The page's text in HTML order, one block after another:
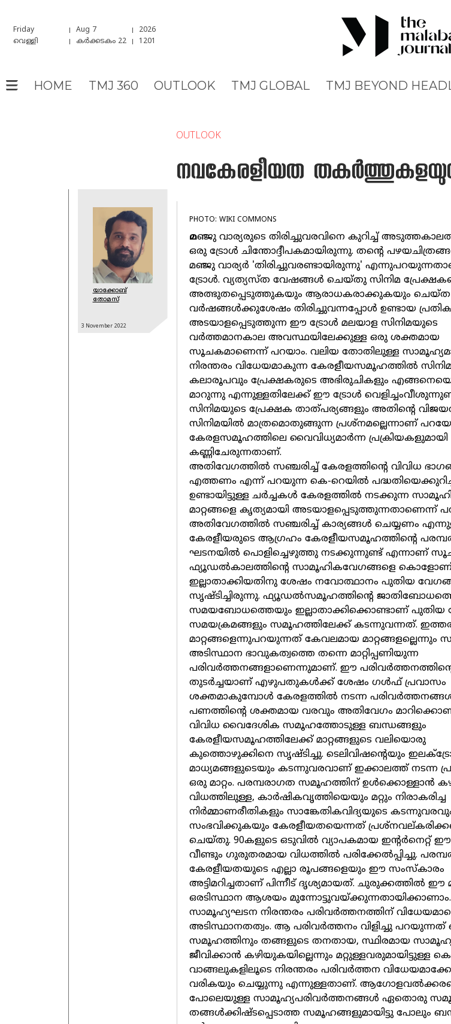
Friday Aug 7
2026
വെള്ളി
കർക്കടകം 22 1201
HOME TMJ 360 OUTLOOK TMJ GLOBAL TMJ BEYOND
OUTLOOK
നവകേരളീയത
യാക്കോബ്
തോമസ്‌
3 November2022
PHOTO: WIKI COMMONS
മഞ്ജു വാര്യരുടെ തിരിച്ചുവരവിനെ കുറിച്ച്
ഒരു ട്രോൾ ചിന്തോദ്ദീപകമായിരുന്നു. തന്റെ
മഞ്ജു വാര്യർ 'തിരിച്ചുവരണ്ടായിരുന്നു'
ട്രോൾ. വ്യത്യസ്ത വേഷങ്ങൾ ചെയ്തു സിനിമ
അത്ഭുതപ്പെടുത്തുകയും ആരാധകരാക്കുകയും ചെയ്ത
വർഷങ്ങൾക്കുശേഷം തിരിച്ചുവന്നപ്പോൾ ഉണ്ടായ
അടയാളപ്പെടുത്തുന്ന ഈ ട്രോൾ മലയാള സിനിമയുടെ
വർത്തമാനകാല അവസ്ഥയിലേക്കുള്ള ഒരു ശക്തമായ
സൂചകമാണെന്ന് പറയാം. വലിയ തോതിലുള്ള
നിരന്തരം വിധേയമാകുന്ന കേരളീയസമൂഹത്തിൽ
കലാരൂപവും പ്രേക്ഷകരുടെ അഭിരുചികളും
മാറുന്നു എന്നുള്ളതിലേക്ക് ഈ ട്രോൾ
സിനിമയുടെ പ്രേക്ഷക താത്പര്യങ്ങളും അതിന്റെ
സിനിമയിൽ മാത്രമൊതുങ്ങുന്ന പ്രശ്‌നമല്ലെന്നാണ്
കേരളസമൂഹത്തിലെ വൈവിധ്യമാർന്ന പ്രക്രിയകളുമായി
കണ്ണിചേരുന്നതാണ്.
അതിവേഗത്തിൽ സഞ്ചരിച്ച് കേരളത്തിന്റെ വിവിധ
എത്തണം എന്ന് പറയുന്ന കെ-റെയിൽ
ഉണ്ടായിട്ടുള്ള ചർച്ചകൾ കേരളത്തിൽ നടക്കുന്ന
മാറ്റങ്ങളെ കൃത്യമായി അടയാളപ്പെടുത്തുന്നതാണെന്ന്
അതിവേഗത്തിൽ സഞ്ചരിച്ച് കാര്യങ്ങൾ ചെയ്യണം
കേരളീയരുടെ ആഗ്രഹം കേരളീയസമൂഹത്തിന്റെ
ഘടനയിൽ പൊളിച്ചെഴുത്തു നടക്കുന്നുണ്ട് എന്നാണ്
ഫ്യൂഡൽകാലത്തിന്റെ സാമൂഹികവേഗങ്ങളെ
ഇല്ലാതാക്കിയതിനു ശേഷം നവോത്ഥാനം പുതിയ
സൃഷ്ടിച്ചിരുന്നു. ഫ്യൂഡൽസമൂഹത്തിന്റെ
സമയബോധത്തെയും ഇല്ലാതാക്കിക്കൊണ്ടാണ് പുതിയ
സമയക്രമങ്ങളും സമൂഹത്തിലേക്ക് കടന്നുവന്നത്.
മാറ്റങ്ങളെന്നുപറയുന്നത് കേവലമായ മാറ്റങ്ങളല്ലെന്നും
അടിസ്ഥാന ഭാവുകത്വത്തെ തന്നെ മാറ്റിപ്പണിയുന്ന
പരിവർത്തനങ്ങളാണെന്നുമാണ്. ഈ
തുടർച്ചയാണ് എഴുപതുകൾക്ക് ശേഷം ഗൾഫ് പ്രവാസം
ശക്തമാകുമ്പോൾ കേരളത്തിൽ നടന്ന
പണത്തിന്റെ ശക്തമായ വരവും അതിവേഗം
വിവിധ വൈദേശിക സമൂഹത്തോടുള്ള ബന്ധങ്ങളും
കേരളീയസമൂഹത്തിലേക്ക് മാറ്റങ്ങളുടെ വലിയൊരു
കുത്തൊഴുക്കിനെ സൃഷ്ടിച്ചു. ടെലിവിഷന്റെയും
മാധ്യമങ്ങളുടെയും കടന്നുവരവാണ് ഇക്കാലത്ത് നടന്ന
ഒരു മാറ്റം. പരമ്പരാഗത സമൂഹത്തിന് ഉൾക്കൊള്ളാൻ
വിധത്തിലുള്ള, കാർഷികവൃത്തിയെയും മറ്റും നിരാകരിച്ച
നിർമ്മാണരീതികളും സാങ്കേതികവിദ്യയുടെ
സംഭവിക്കുകയും കേരളീയതയെന്നത്
ചെയ്തു. 90കളുടെ ഒടുവിൽ വ്യാപകമായ ഇന്റർനെറ്റ്
വീണ്ടും ഗുരുതരമായ വിധത്തിൽ പരിക്കേൽപ്പിച്ചു.
കേരളീയതയുടെ എല്ലാ രൂപങ്ങളെയും ഈ സംസ്‌കാരം
അട്ടിമറിച്ചതാണ് പിന്നീട് ദൃശ്യമായത്. ചുരുക്കത്തിൽ ഈ
ഒരടിസ്ഥാന ആശയം
സാമൂഹ്യഘടന നിരന്തരം പരിവർത്തനത്തിന്
അടിസ്ഥാനതത്വം. ആ പരിവർത്തനം വിളിച്ചു പറയുന്നത്
സമൂഹത്തിനും തങ്ങളുടെ തനതായ, സ്ഥിരമായ
ജീവിക്കാൻ കഴിയുകയില്ലെന്നും മറ്റുള്ളവരുമായിട്ടുള്ള
വാങ്ങലുകളിലൂടെ നിരന്തരം പരിവർത്തന
വരികയും ചെയ്യുന്നു എന്നുള്ളതാണ്.
പോലെയുള്ള സാമൂഹ്യപരിവർത്തനങ്ങൾ ഏതൊരു
തങ്ങൾക്കിഷ്ടപ്പെടാത്ത സമൂഹങ്ങളുമായിട്ടു പോലും